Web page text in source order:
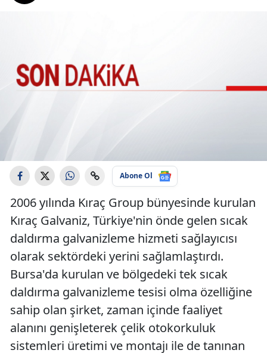
Abone Ol
2006 yılında Kıraç Group bünyesinde kurulan
Kıraç Galvaniz, Türkiye'nin önde gelen sıcak
daldırma galvanizleme hizmeti sağlayıcısı
olarak sektördeki yerini sağlamlaştırdı.
Bursa'da kurulan ve bölgedeki tek sıcak
daldırma galvanizleme tesisi olma özelliğine
sahip olan şirket, zaman içinde faaliyet
alanını genişleterek çelik otokorkuluk
sistemleri üretimi ve montajı ile de tanınan